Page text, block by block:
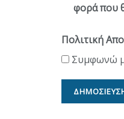
φορά που
Πολιτική
Συμφωνώ